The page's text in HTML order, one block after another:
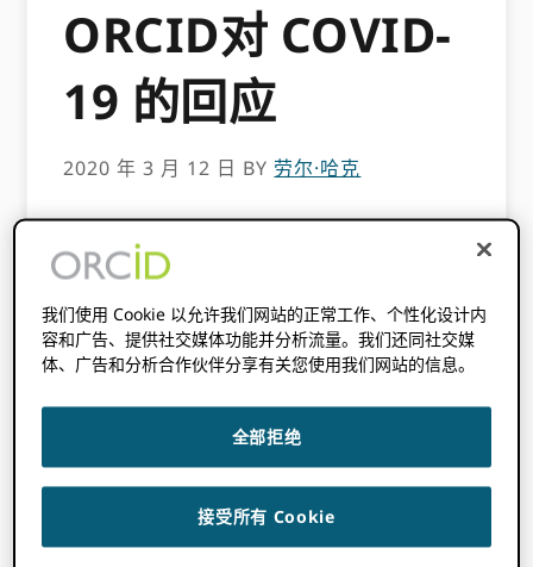
ORCID对 COVID-
19 的回应
2020 年 3 月 12 日 BY 劳尔·哈克
此内容已发布三年多。此帖子中包含的信息
可能不准确。
[头像用户=“Laure Haak”大小=“缩略图”对齐
=“左”/]
UPDATE 8 / 18 / 2020：ORCID 将所有员工的
旅行禁令维持到 1 年 2021 月 2020 日，并在
XNUMX 年 XNUMX 月的董事会会议上审查是否
延长此决定。 该禁令涵盖所有国际旅行，国内旅
行只有在符合当前健康旅行警告的情况下才能获
我们使用 Cookie 以允许我们网站的正常工作、个性化设计内
容和广告、提供社交媒体功能并分析流量。我们还同社交媒
体、广告和分析合作伙伴分享有关您使用我们网站的信息。
全部拒绝
接受所有 Cookie